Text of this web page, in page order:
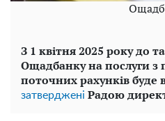
З 1 квітня 2025 року до
Ощадбанку на послуги з
поточних рахунків буде
затверджені Радою